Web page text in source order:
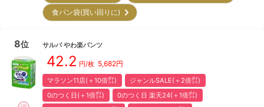
食パン袋(買い回りに)
8位 サルバ やわ楽パンツ
42.2 円/枚 5,682円
マラソン11店(＋10倍㌽)
ジャンルSALE(＋2倍㌽)
0のつく日(＋1倍㌽)
0のつく日 楽天24(＋1倍㌽)